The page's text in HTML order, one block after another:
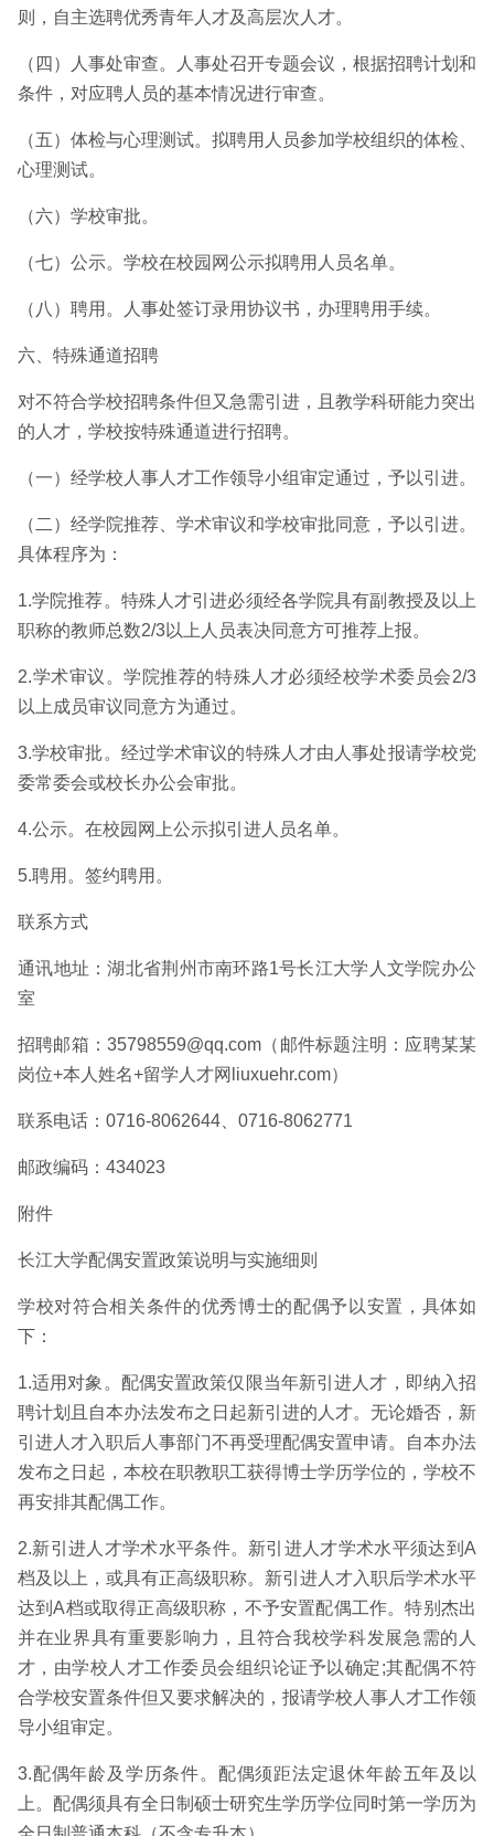
则，自主选聘优秀青年人才及高层次人才。
（四）人事处审查。人事处召开专题会议，根据招聘计划和
条件，对应聘人员的基本情况进行审查。
（五）体检与心理测试。拟聘用人员参加学校组织的体检、
心理测试。
（六）学校审批。
（七）公示。学校在校园网公示拟聘用人员名单。
（八）聘用。人事处签订录用协议书，办理聘用手续。
六、特殊通道招聘
对不符合学校招聘条件但又急需引进，且教学科研能力突出
的人才，学校按特殊通道进行招聘。
（一）经学校人事人才工作领导小组审定通过，予以引进。
（二）经学院推荐、学术审议和学校审批同意，予以引进。
具体程序为：
1.学院推荐。特殊人才引进必须经各学院具有副教授及以上
职称的教师总数2/3以上人员表决同意方可推荐上报。
2.学术审议。学院推荐的特殊人才必须经校学术委员会2/3
以上成员审议同意方为通过。
3.学校审批。经过学术审议的特殊人才由人事处报请学校党
委常委会或校长办公会审批。
4.公示。在校园网上公示拟引进人员名单。
5.聘用。签约聘用。
联系方式
通讯地址：湖北省荆州市南环路1号长江大学人文学院办公
室
招聘邮箱：35798559@qq.com （邮件标题注明：应聘某某
岗位+本人姓名+留学人才网liuxuehr.com）
联系电话：0716-8062644、0716-8062771
邮政编码：434023
附件
长江大学配偶安置政策说明与实施细则
学校对符合相关条件的优秀博士的配偶予以安置，具体如
下：
1.适用对象。配偶安置政策仅限当年新引进人才，即纳入招
聘计划且自本办法发布之日起新引进的人才。无论婚否，新
引进人才入职后人事部门不再受理配偶安置申请。自本办法
发布之日起，本校在职教职工获得博士学历学位的，学校不
再安排其配偶工作。
2.新引进人才学术水平条件。新引进人才学术水平须达到A
档及以上，或具有正高级职称。新引进人才入职后学术水平
达到A档或取得正高级职称，不予安置配偶工作。特别杰出
并在业界具有重要影响力，且符合我校学科发展急需的人
才，由学校人才工作委员会组织论证予以确定;其配偶不符
合学校安置条件但又要求解决的，报请学校人事人才工作领
导小组审定。
3.配偶年龄及学历条件。配偶须距法定退休年龄五年及以
上。配偶须具有全日制硕士研究生学历学位同时第一学历为